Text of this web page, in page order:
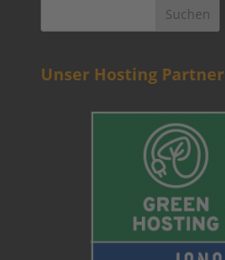
Unser Hosting Partner